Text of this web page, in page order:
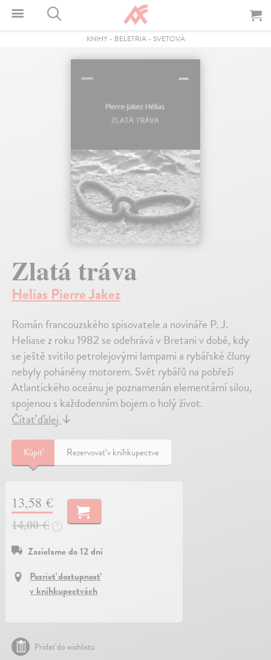
KNIHY- BELETRIA- SVETOVÁ
Zlatá tráva
Helias Pierre Jakez
Román francouzského spisovatele a novináře P. J.
Heliase z roku 1982 se odehrává v Bretani v době, kdy
se ještě svítilo petrolejovými lampami a rybářské čluny
nebyly poháněny motorem. Svět rybářů na pobřeží
Atlantického oceánu je poznamenán elementární silou,
spojenou s každodenním bojem o holý život.
Čítať ďalej↓
Kúpiť Rezervovať v kníhkupectve
13,58 €
14,00 €
?
Zasielame do 12 dní
Pozrieť dostupnosť
v kníhkupectvách
Pridať do wishlistu